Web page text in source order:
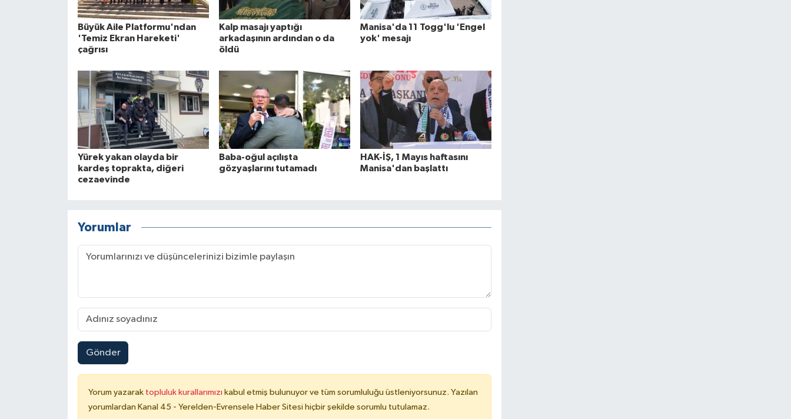
Büyük Aile Platformu'ndan
'Temiz Ekran Hareketi'
çağrısı
Kalp masajı yaptığı
arkadaşının ardından o da
öldü
Manisa'da 11 Togg'lu 'Engel
yok' mesajı
Yürek yakan olayda bir
kardeş toprakta, diğeri
cezaevinde
Baba-oğul açılışta
gözyaşlarını tutamadı
HAK-İŞ, 1 Mayıs haftasını
Manisa'dan başlattı
Yorumlar
Gönder
Yorum yazarak topluluk kurallarımızı kabul etmiş bulunuyor ve tüm sorumluluğu üstleniyorsunuz. Yazılan
yorumlardan Kanal 45 - Yerelden-Evrensele Haber Sitesi hiçbir şekilde sorumlu tutulamaz.